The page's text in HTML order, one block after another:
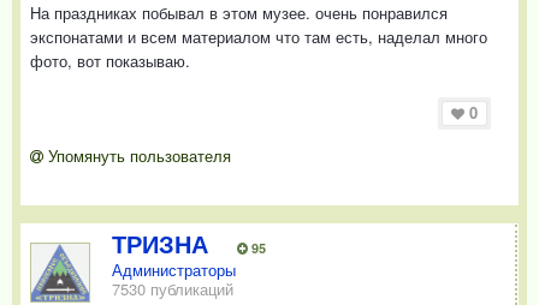
На праздниках побывал в этом музее. очень понравился
экспонатами и всем материалом что там есть, наделал много
фото, вот показываю.
0
Упомянуть пользователя
ТРИЗНА 95
Администраторы
7530 публикаций